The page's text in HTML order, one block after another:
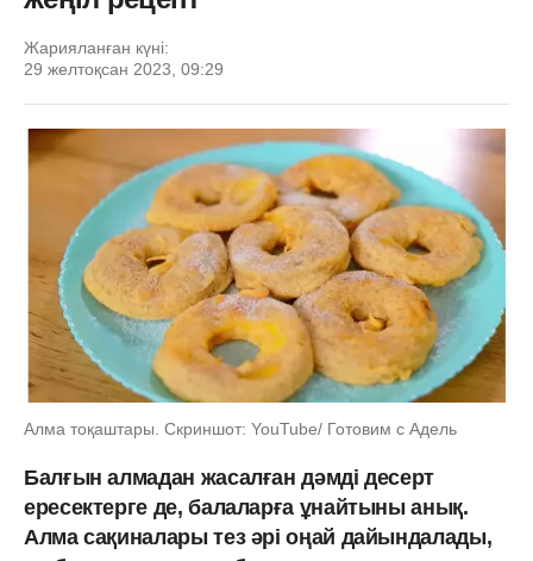
Жарияланған күні:
29 желтоқсан 2023, 09:29
Алма тоқаштары. Скриншот: YouTube/ Готовим с Адель
Балғын алмадан жасалған дәмді десерт
ересектерге де, балаларға ұнайтыны анық.
Алма сақиналары тез әрі оңай дайындалады,